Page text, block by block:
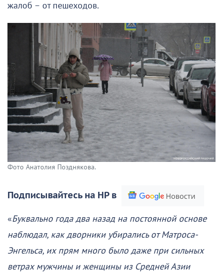
жалоб – от пешеходов.
Фото Анатолия Позднякова.
Подписывайтесь на НР в
«Буквально года два назад на постоянной основе
наблюдал, как дворники убирались от Матроса-
Энгельса, их прям много было даже при сильных
ветрах мужчины и женщины из Средней Азии